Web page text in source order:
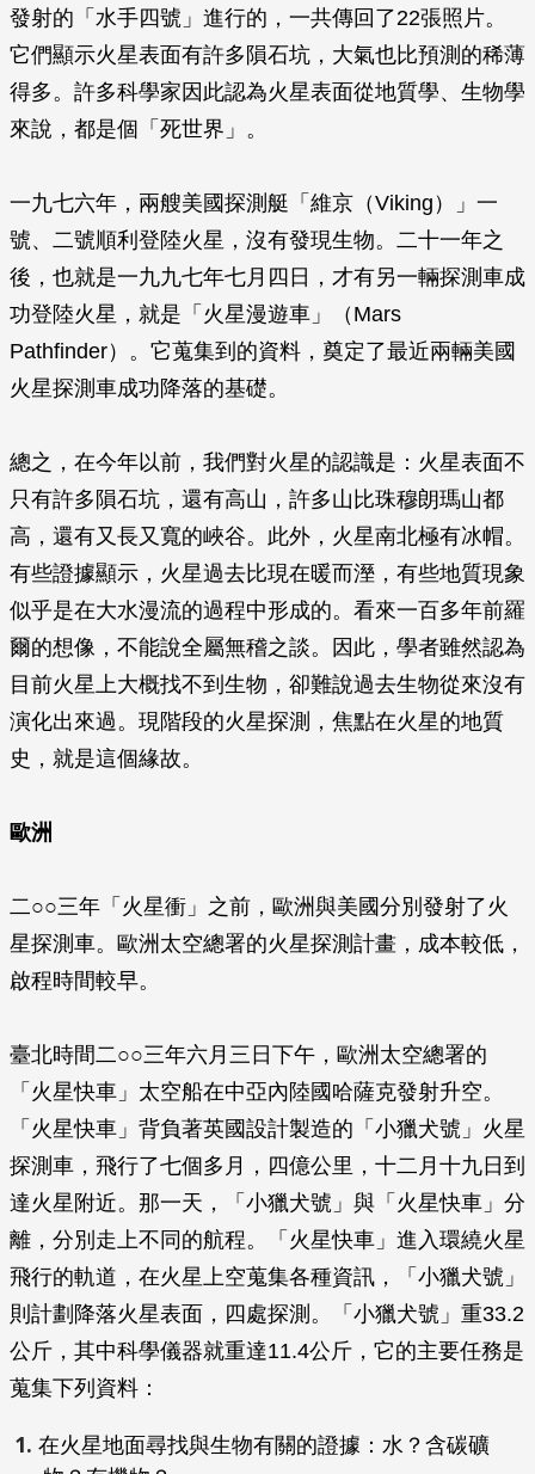
發射的「水手四號」進行的，一共傳回了22張照片。
它們顯示火星表面有許多隕石坑，大氣也比預測的稀薄
得多。許多科學家因此認為火星表面從地質學、生物學
來說，都是個「死世界」。
一九七六年，兩艘美國探測艇「維京（Viking）」一
號、二號順利登陸火星，沒有發現生物。二十一年之
後，也就是一九九七年七月四日，才有另一輛探測車成
功登陸火星，就是「火星漫遊車」（Mars
Pathfinder）。它蒐集到的資料，奠定了最近兩輛美國
火星探測車成功降落的基礎。
總之，在今年以前，我們對火星的認識是：火星表面不
只有許多隕石坑，還有高山，許多山比珠穆朗瑪山都
高，還有又長又寬的峽谷。此外，火星南北極有冰帽。
有些證據顯示，火星過去比現在暖而溼，有些地質現象
似乎是在大水漫流的過程中形成的。看來一百多年前羅
爾的想像，不能說全屬無稽之談。因此，學者雖然認為
目前火星上大概找不到生物，卻難說過去生物從來沒有
演化出來過。現階段的火星探測，焦點在火星的地質
史，就是這個緣故。
歐洲
二○○三年「火星衝」之前，歐洲與美國分別發射了火
星探測車。歐洲太空總署的火星探測計畫，成本較低，
啟程時間較早。
臺北時間二○○三年六月三日下午，歐洲太空總署的
「火星快車」太空船在中亞內陸國哈薩克發射升空。
「火星快車」背負著英國設計製造的「小獵犬號」火星
探測車，飛行了七個多月，四億公里，十二月十九日到
達火星附近。那一天，「小獵犬號」與「火星快車」分
離，分別走上不同的航程。「火星快車」進入環繞火星
飛行的軌道，在火星上空蒐集各種資訊，「小獵犬號」
則計劃降落火星表面，四處探測。「小獵犬號」重33.2
公斤，其中科學儀器就重達11.4公斤，它的主要任務是
蒐集下列資料：
在火星地面尋找與生物有關的證據：水？含碳礦